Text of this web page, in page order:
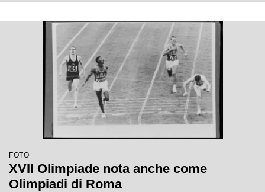
FOTO
XVII Olimpiade nota anche come
Olimpiadi di Roma